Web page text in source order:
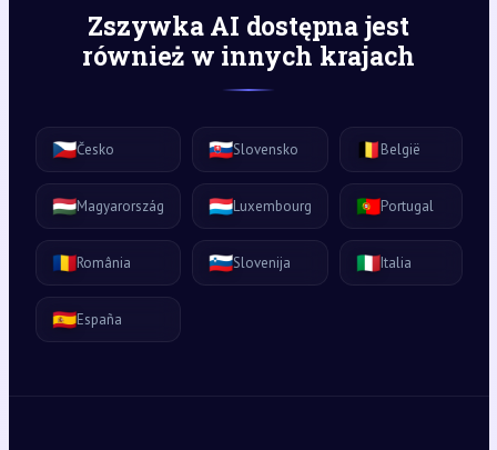
Zszywka AI dostępna jest
również w innych krajach
🇨🇿Česko 🇸🇰Slovensko 🇧🇪België
🇭🇺Magyarország 🇱🇺Luxembourg 🇵🇹Portugal
🇷🇴România 🇸🇮Slovenija 🇮🇹Italia
🇪🇸España